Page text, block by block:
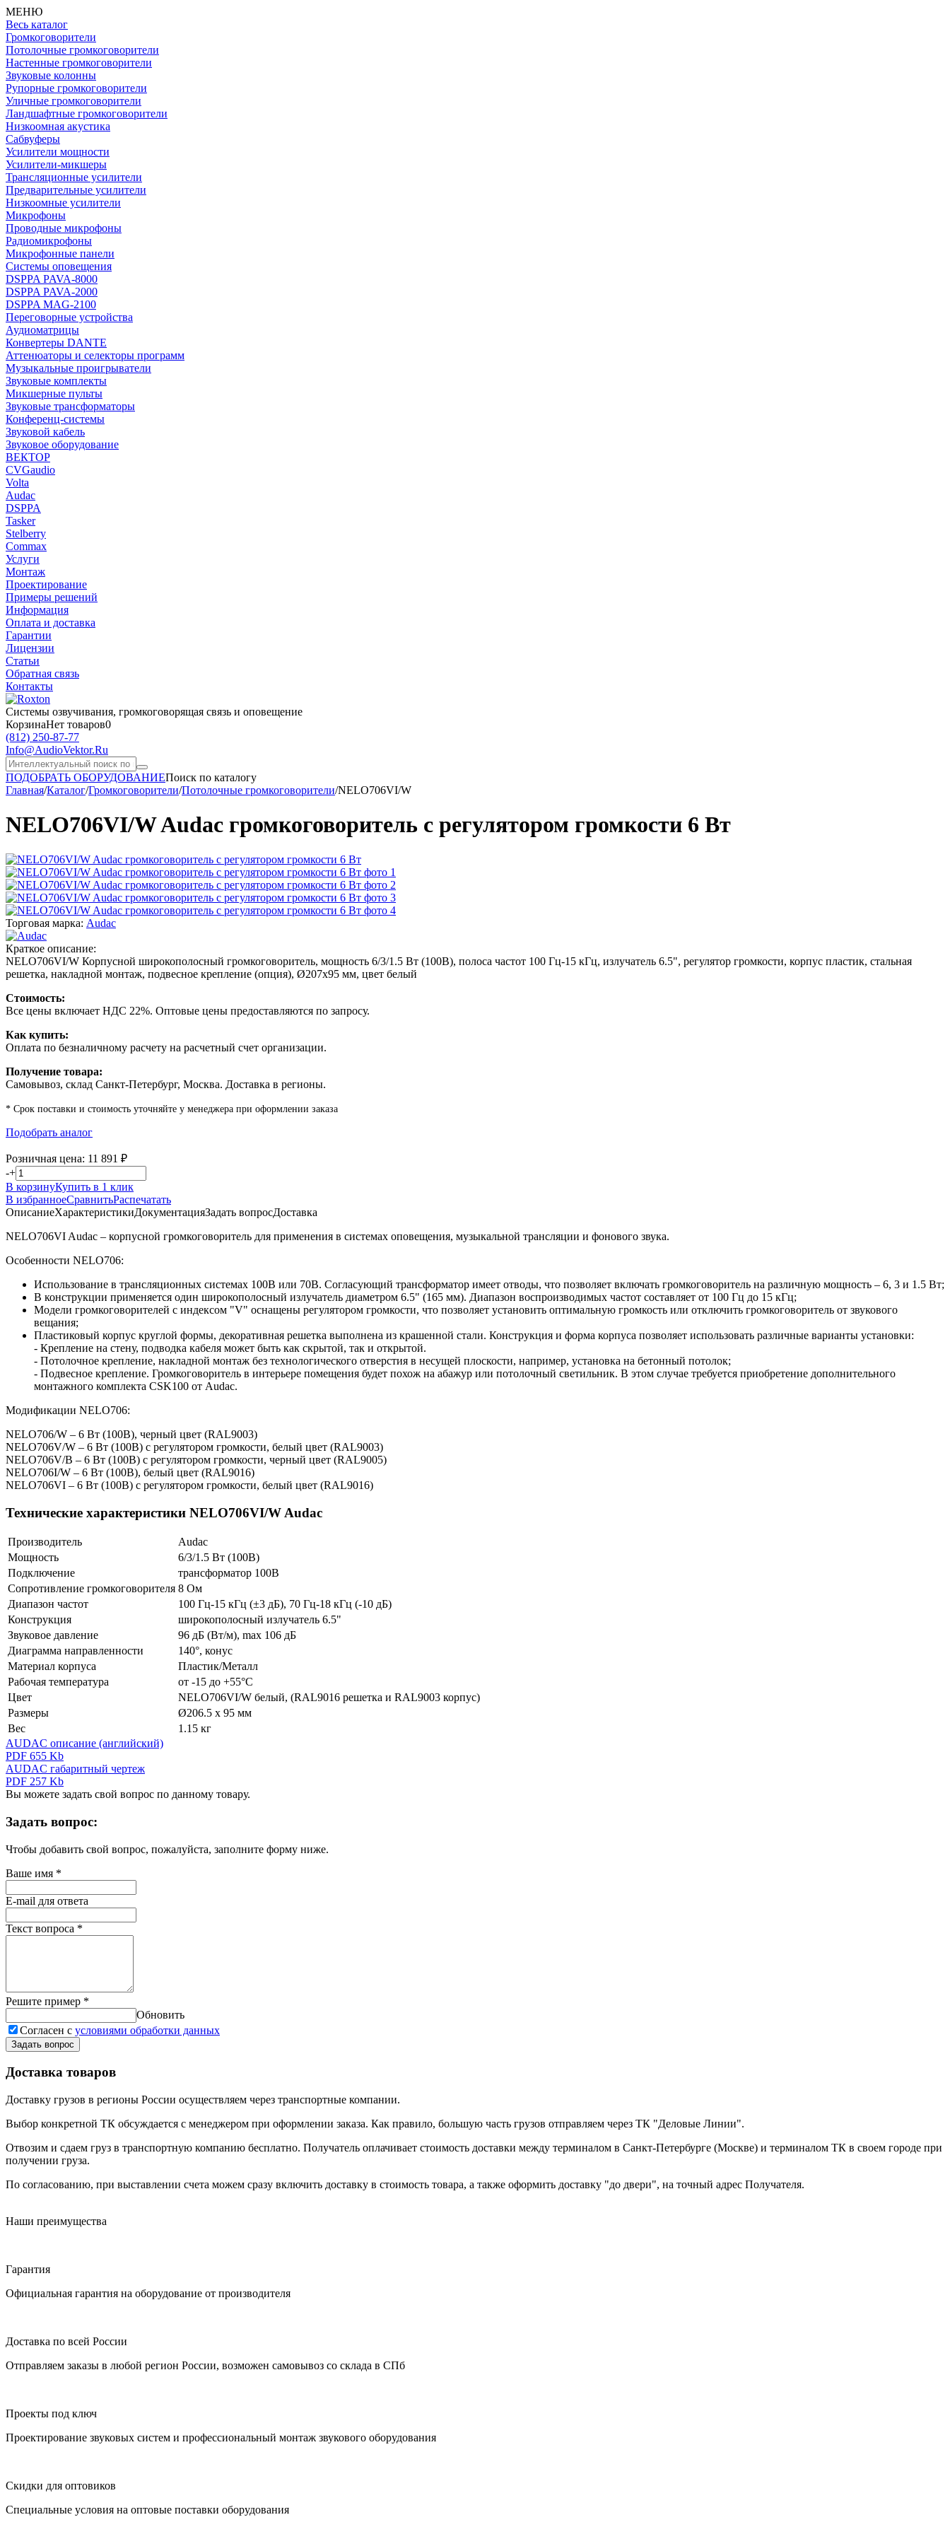
МЕНЮ
Весь каталог
Громкоговорители
Потолочные громкоговорители
Настенные громкоговорители
Звуковые колонны
Рупорные громкоговорители
Уличные громкоговорители
Ландшафтные громкоговорители
Низкоомная акустика
Сабвуферы
Усилители мощности
Усилители-микшеры
Трансляционные усилители
Предварительные усилители
Низкоомные усилители
Микрофоны
Проводные микрофоны
Радиомикрофоны
Микрофонные панели
Системы оповещения
DSPPA PAVA-8000
DSPPA PAVA-2000
DSPPA MAG-2100
Переговорные устройства
Аудиоматрицы
Конвертеры DANTE
Аттенюаторы и селекторы программ
Музыкальные проигрыватели
Звуковые комплекты
Микшерные пульты
Звуковые трансформаторы
Конференц-системы
Звуковой кабель
Звуковое оборудование
ВЕКТОР
CVGaudio
Volta
Audac
DSPPA
Tasker
Stelberry
Commax
Услуги
Монтаж
Проектирование
Примеры решений
Информация
Оплата и доставка
Гарантии
Лицензии
Статьи
Обратная связь
Контакты
Системы озвучивания, громкоговорящая связь и оповещение
КорзинаНет товаров0
(812) 250-87-77
Info@AudioVektor.Ru
ПОДОБРАТЬ ОБОРУДОВАНИЕПоиск по каталогу
Главная/Каталог/Громкоговорители/Потолочные громкоговорители/NELO706VI/W
NELO706VI/W Audac громкоговоритель с регулятором громкости 6 Вт
Торговая марка: Audac
Краткое описание:
NELO706VI/W Корпусной широкополосный громкоговоритель, мощность 6/3/1.5 Вт (100В), полоса частот 100 Гц-15 кГц, излучатель 6.5", регулятор громкости, корпус пластик, стальная
решетка, накладной монтаж, подвесное крепление (опция), Ø207х95 мм, цвет белый
Стоимость:
Все цены включает НДС 22%. Оптовые цены предоставляются по запросу.
Как купить:
Оплата по безналичному расчету на расчетный счет организации.
Получение товара:
Самовывоз, склад Санкт-Петербург, Москва. Доставка в регионы.
* Срок поставки и стоимость уточняйте у менеджера при оформлении заказа
Подобрать аналог
Розничная цена: 11 891 ₽
-+
В корзинуКупить в 1 клик
В избранноеСравнитьРаспечатать
ОписаниеХарактеристикиДокументацияЗадать вопросДоставка
NELO706VI Audac – корпусной громкоговоритель для применения в системах оповещения, музыкальной трансляции и фонового звука.
Особенности NELO706:
Использование в трансляционных системах 100В или 70В. Согласующий трансформатор имеет отводы, что позволяет включать громкоговоритель на различную мощность – 6, 3 и 1.5 Вт;
В конструкции применяется один широкополосный излучатель диаметром 6.5" (165 мм). Диапазон воспроизводимых частот составляет от 100 Гц до 15 кГц;
Модели громкоговорителей с индексом "V" оснащены регулятором громкости, что позволяет установить оптимальную громкость или отключить громкоговоритель от звукового
вещания;
Пластиковый корпус круглой формы, декоративная решетка выполнена из крашенной стали. Конструкция и форма корпуса позволяет использовать различные варианты установки:
- Крепление на стену, подводка кабеля может быть как скрытой, так и открытой.
- Потолочное крепление, накладной монтаж без технологического отверстия в несущей плоскости, например, установка на бетонный потолок;
- Подвесное крепление. Громкоговоритель в интерьере помещения будет похож на абажур или потолочный светильник. В этом случае требуется приобретение дополнительного
монтажного комплекта CSK100 от Audac.
Модификации NELO706:
NELO706/W – 6 Вт (100В), черный цвет (RAL9003)
NELO706V/W – 6 Вт (100В) с регулятором громкости, белый цвет (RAL9003)
NELO706V/B – 6 Вт (100В) с регулятором громкости, черный цвет (RAL9005)
NELO706I/W – 6 Вт (100В), белый цвет (RAL9016)
NELO706VI – 6 Вт (100В) с регулятором громкости, белый цвет (RAL9016)
Технические характеристики NELO706VI/W Audac
Производитель
Audac
Мощность
6/3/1.5 Вт (100В)
Подключение
трансформатор 100В
Сопротивление громкоговорителя 8 Ом
Диапазон частот
100 Гц-15 кГц (±3 дБ), 70 Гц-18 кГц (-10 дБ)
Конструкция
широкополосный излучатель 6.5"
Звуковое давление
96 дБ (Вт/м), max 106 дБ
Диаграмма направленности
140°, конус
Материал корпуса
Пластик/Металл
Рабочая температура
от -15 до +55°C
Цвет
NELO706VI/W белый, (RAL9016 решетка и RAL9003 корпус)
Размеры
Ø206.5 х 95 мм
Вес
1.15 кг
AUDAC описание (английский)
PDF 655 Kb
AUDAC габаритный чертеж
PDF 257 Kb
Вы можете задать свой вопрос по данному товару.
Задать вопрос:
Чтобы добавить свой вопрос, пожалуйста, заполните форму ниже.
Ваше имя *
E-mail для ответа
Текст вопроса *
Решите пример *
Обновить
Согласен с условиями обработки данных
Задать вопрос
Доставка товаров
Доставку грузов в регионы России осуществляем через транспортные компании.
Выбор конкретной ТК обсуждается с менеджером при оформлении заказа. Как правило, большую часть грузов отправляем через ТК "Деловые Линии".
Отвозим и сдаем груз в транспортную компанию бесплатно. Получатель оплачивает стоимость доставки между терминалом в Санкт-Петербурге (Москве) и терминалом ТК в своем городе при
получении груза.
По согласованию, при выставлении счета можем сразу включить доставку в стоимость товара, а также оформить доставку "до двери", на точный адрес Получателя.
Наши преимущества
Гарантия
Официальная гарантия на оборудование от производителя
Доставка по всей России
Отправляем заказы в любой регион России, возможен самовывоз со склада в СПб
Проекты под ключ
Проектирование звуковых систем и профессиональный монтаж звукового оборудования
Скидки для оптовиков
Специальные условия на оптовые поставки оборудования